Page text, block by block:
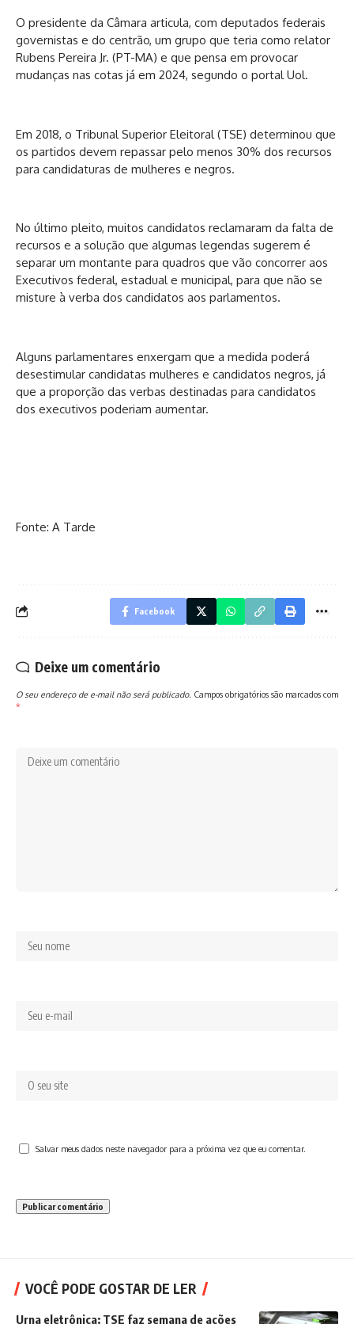
O presidente da Câmara articula, com deputados federais
governistas e do centrão, um grupo que teria como relator
Rubens Pereira Jr. (PT-MA) e que pensa em provocar
mudanças nas cotas já em 2024, segundo o portal Uol.
Em 2018, o Tribunal Superior Eleitoral (TSE) determinou que
os partidos devem repassar pelo menos 30% dos recursos
para candidaturas de mulheres e negros.
No último pleito, muitos candidatos reclamaram da falta de
recursos e a solução que algumas legendas sugerem é
separar um montante para quadros que vão concorrer aos
Executivos federal, estadual e municipal, para que não se
misture à verba dos candidatos aos parlamentos.
Alguns parlamentares enxergam que a medida poderá
desestimular candidatas mulheres e candidatos negros, já
que a proporção das verbas destinadas para candidatos
dos executivos poderiam aumentar.
Fonte: A Tarde
Facebook
Deixe um comentário
O seu endereço de e-mail não será publicado. Campos obrigatórios são marcados com
*
Salvar meus dados neste navegador para a próxima vez que eu comentar.
VOCÊ PODE GOSTAR DE LER
Urna eletrônica: TSE faz semana de ações